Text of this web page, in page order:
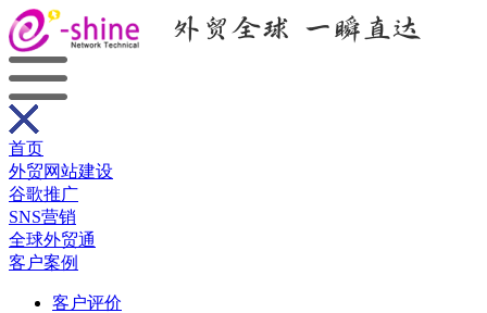
首页
外贸网站建设
谷歌推广
SNS营销
全球外贸通
客户案例
客户评价